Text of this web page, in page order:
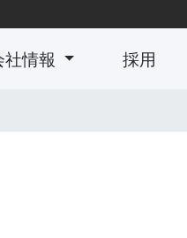
社情報 採用